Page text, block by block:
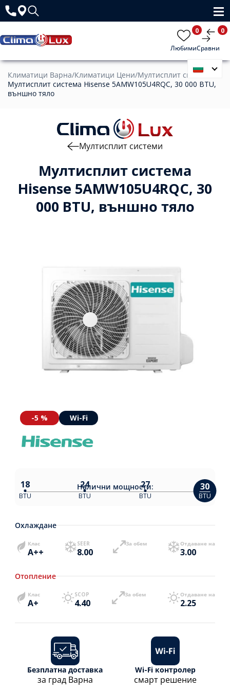
Любими
0
Сравни
0
Климатици Варна/Климатици Цени/Мултисплит системи
Мултисплит система Hisense 5AMW105U4RQC, 30 000 BTU,
външно тяло
Мултисплит система
Hisense 5AMW105U4RQC, 30
000 BTU, външно тяло
Мултисплит системи
-5 % Wi-Fi
Налични мощности:
18
BTU
24
BTU
27
BTU
30
BTU
Охлаждане
Клас
A++
SEER
8.00
За обем Отдаване на
3.00
Отопление
Клас
A+
SCOP
4.40
За обем Отдаване на
2.25
Безплатна доставка
за град Варна
Wi-Fi контролер
смарт решение